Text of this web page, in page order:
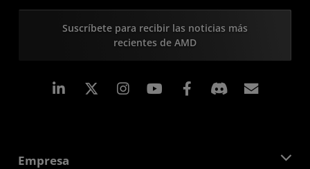
Suscríbete para recibir las noticias más
recientes de AMD
LinkedIn Instagram Facebook
Empresa